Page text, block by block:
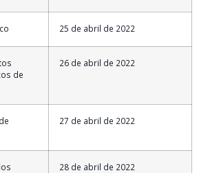
25 de abril de 2022
de
26 de abril de 2022
27 de abril de 2022
28 de abril de 2022